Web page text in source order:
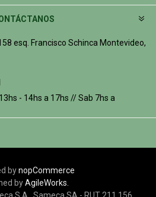
esq. Francisco Schinca Montevideo,
- 14hs a 17hs // Sab 7hs a
bynopCommerce
byAgileWorks.
S.A.. Sameca SA - RUT 211 156